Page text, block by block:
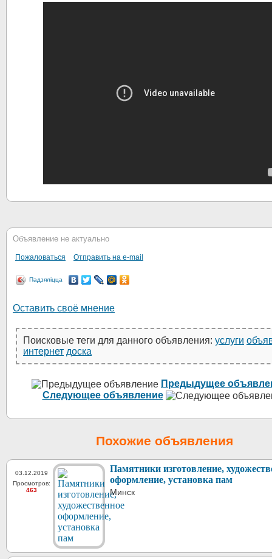
Объявление не актуально
Пожаловаться Отправить на e-mail
Падзяліцца
Оставить своё мнение
Поисковые теги для данного объявления: услуги
интернет доска
Предыдущее
Следующее объявление
Похожие объявления
03.12.2019
Просмотров:
463
Памятники изготовление,
оформление, установка пам
Минск